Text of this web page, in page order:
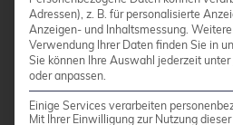
werden. Dazu wird in
Configure ->Puppet
Verwaltung von
aufgerufen, der
und im
Adressen), z. B. für personalisierte
Anzeigen- und Inhaltsmessung.
Verwendung Ihrer Daten finden Sie in
Sie können Ihre Auswahl jederzeit unter
oder anpassen.
Einige Services verarbeiten
Mit Ihrer Einwilligung zur Nutzung